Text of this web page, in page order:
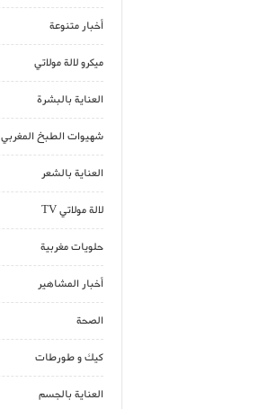
أخبار متنوعة
ميكرو لالة مولاتي
العناية بالبشرة
شهيوات الطبخ المغربي
العناية بالشعر
لالة مولاتي TV
حلويات مغربية
أخبار المشاهير
الصحة
كيك و طورطات
العناية بالجسم